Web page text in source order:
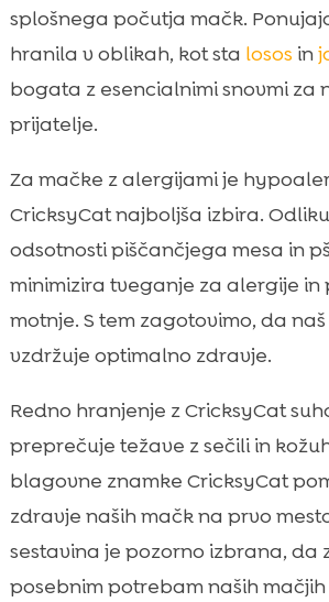
splošnega počutja mačk.
hranila v oblikah, kot sta losos in
bogata z esencialnimi snovmi za
prijatelje.
Za mačke z alergijami je
CricksyCat najboljša izbira.
odsotnosti piščančjega mesa in
minimizira tveganje za alergije in
motnje. S tem zagotovimo, da
vzdržuje optimalno zdravje.
Redno hranjenje z CricksyCat
preprečuje težave z sečili in
blagovne znamke CricksyCat
zdravje naših mačk na prvo
sestavina je pozorno izbrana, da
posebnim potrebam naših